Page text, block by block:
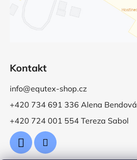
Kontakt
info@equtex-shop.cz
+420 734 691 336 Alena Bendová
+420 724 001 554 Tereza Sabol